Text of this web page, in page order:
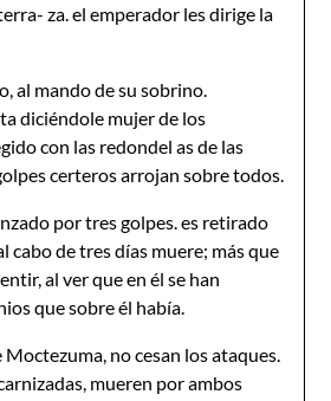
za. el emperador les dirige la
al mando de su sobrino.
diciéndole mujer de los
con las redondel as de las
certeros arrojan sobre todos.
por tres golpes. es retirado
cabo de tres días muere; más que
al ver que en él se han
que sobre él había.
no cesan los ataques.
mueren por ambos